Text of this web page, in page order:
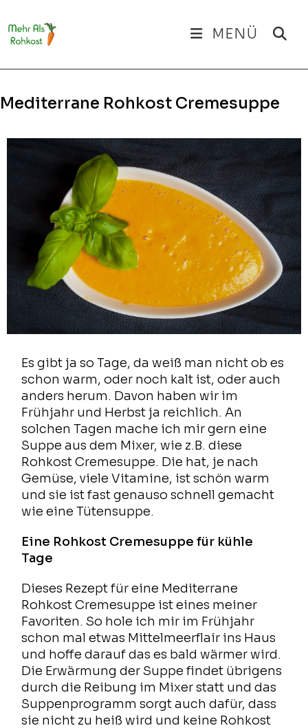
Inhalt
springen
MENÜ
Mediterrane Rohkost Cremesuppe
Es gibt ja so Tage, da weiß man nicht ob es
schon warm, oder noch kalt ist, oder auch
anders herum. Davon haben wir im
Frühjahr und Herbst ja reichlich. An
solchen Tagen mache ich mir gern eine
Suppe aus dem Mixer, wie z.B. diese
Rohkost Cremesuppe. Die hat, je nach
Gemüse, viele Vitamine, ist schön warm
und sie ist fast genauso schnell gemacht
wie eine Tütensuppe.
Eine Rohkost Cremesuppe für kühle
Tage
Dieses Rezept für eine Mediterrane
Rohkost Cremesuppe ist eines meiner
Favoriten. So hole ich mir im Frühjahr
schon mal etwas Mittelmeerflair ins Haus
und hoffe darauf das es bald wärmer wird.
Die Erwärmung der Suppe findet übrigens
durch die Reibung im Mixer statt und das
Suppenprogramm sorgt auch dafür, dass
sie nicht zu heiß wird und keine Rohkost